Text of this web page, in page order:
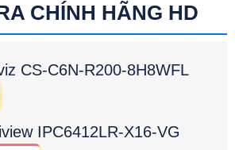
CHÍNH HÃNG HD
CS-C6N-R200-8H8WFL
IPC6412LR-X16-VG